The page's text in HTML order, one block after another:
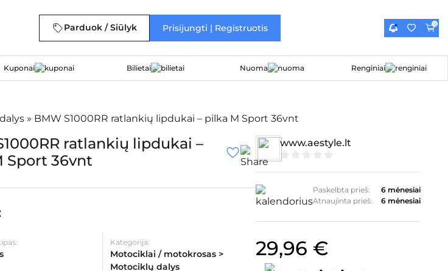
Parduok / Siūlyk Prisijungti | Registruotis 0
Kuponai Bilietai Nuoma Renginiai
» BMW S1000RR ratlankių lipdukai – pilka M Sport 36vnt
ratlankių lipdukai –
Sport 36vnt
Kategorija:
Motociklai / motokrosas >
Motociklų dalys
www.aestyle.lt
Paskelbta prieš:
6 mėnesiai
Atnaujinta prieš:
6 mėnesiai
29,96 €